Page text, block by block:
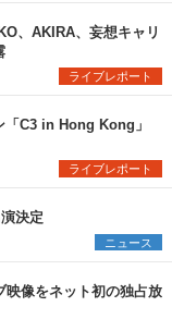
、AKIRA、妄想キャリ
ライブレポート
「C3 in Hong Kong」
ライブレポート
決定
ニュース
像をネット初の独占放